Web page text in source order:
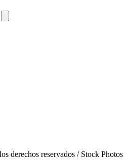
derechos reservados / Stock Photos